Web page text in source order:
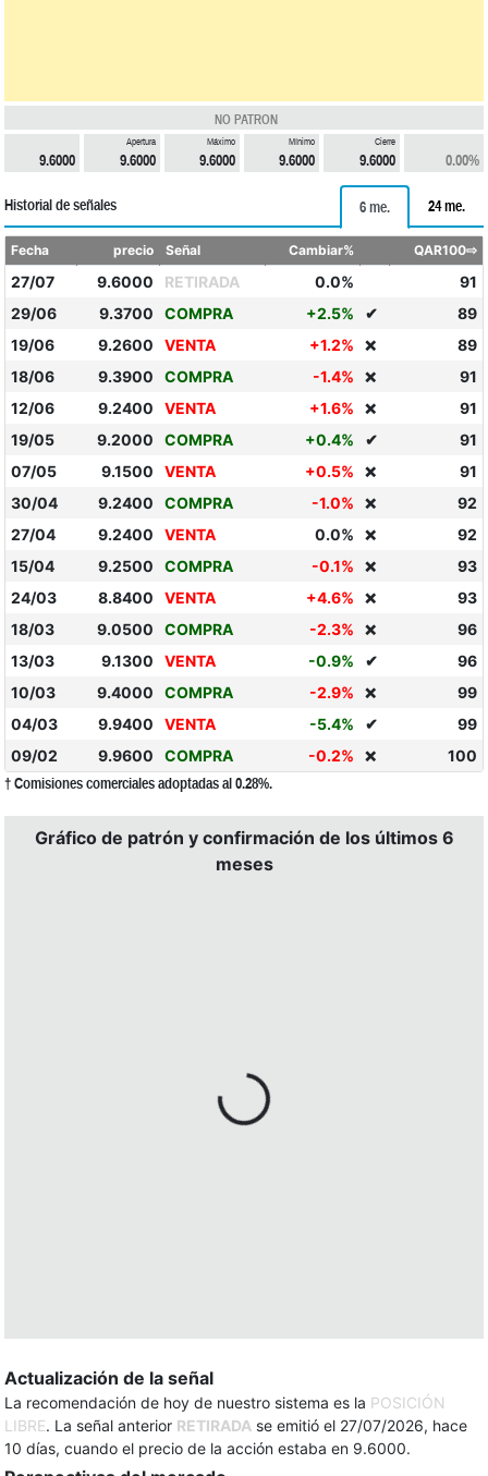
NO PATRON
9.6000
Apertura
9.6000
Máximo
9.6000
Mínimo
9.6000
Cierre
9.6000 0.00%
Historial de señales 6 me. 24 me.
Fecha precio Señal Cambiar% QAR100⇨
27/07 9.6000 RETIRADA 0.0%
91
29/06
9.3700 COMPRA +2.5% ✔
89
19/06
9.2600 VENTA +1.2% ❌
89
18/06
9.3900 COMPRA -1.4% ❌
91
12/06
9.2400 VENTA +1.6% ❌
91
19/05
9.2000 COMPRA +0.4% ✔
91
07/05
9.1500 VENTA +0.5% ❌
91
30/04
9.2400 COMPRA -1.0% ❌
92
27/04
9.2400 VENTA 0.0% ❌
92
15/04
9.2500 COMPRA -0.1% ❌
93
24/03
8.8400 VENTA +4.6% ❌
93
18/03
9.0500 COMPRA -2.3% ❌
96
13/03
9.1300 VENTA -0.9% ✔
96
10/03
9.4000 COMPRA -2.9% ❌
99
04/03
9.9400 VENTA -5.4% ✔
99
09/02
9.9600 COMPRA -0.2% ❌ 100
† Comisiones comerciales adoptadas al 0.28%.
Gráfico de patrón y confirmación de los últimos 6
meses
Actualización de la señal
La recomendación de hoy de nuestro sistema es la POSICIÓN
LIBRE. La señal anterior RETIRADA se emitió el 27/07/2026, hace
10 días, cuando el precio de la acción estaba en 9.6000.